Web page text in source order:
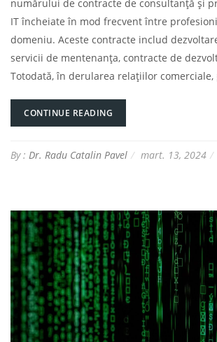
numărului de contracte de consultanță și
IT încheiate în mod frecvent între
domeniu. Aceste contracte includ
servicii de mentenanța, contracte de
Totodată, în derularea relațiilor
CONTINUE READING
By : Dr. Radu Catalin Pavel mart. 13, 2024